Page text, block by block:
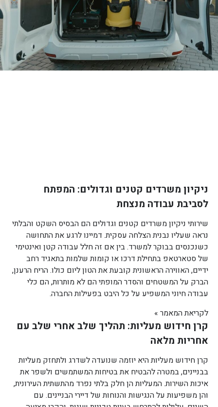
ניקיון משרדים קטנים וגדולים: המפתח
לסביבת עבודה מנצחת
שירותי ניקיון משרדים קטנים וגדולים הם הבסיס השקט והבלתי
נראה שעליו נבנית הצלחה עסקית. דמיינו לרגע את התחושה
כשנכנסים בבוקר למשרד. בין אם זה חלל עבודה קטן ואינטימי
של סטארטאפ בתחילת דרכו או קומות שלמות בתאגיד רחב
ידיים, האווירה הראשונית קובעת את הטון ליום כולו. הריח הרענן,
הברק על המשטחים והסדר המופתי הם לא מותרות, הם כלי
עבודה חיוני המשפיע על כל היבט בפעילות החברה.
לקריאת המאמר »
קרן חידוש מעליות: תהליך שלב אחרי שלב עם
אחריות מלאה
קרן חידוש מעליות היא יוזמה שנועדה לשדרג ולתחזק מעליות
בבניינים, במטרה להבטיח את בטיחות המשתמשים ולשפר את
איכות השירות. המעליות הן חלק בלתי נפרד מהתשתית העירונית,
והן משפיעות על הנגישות והנוחות של דיירי הבניינים. עם